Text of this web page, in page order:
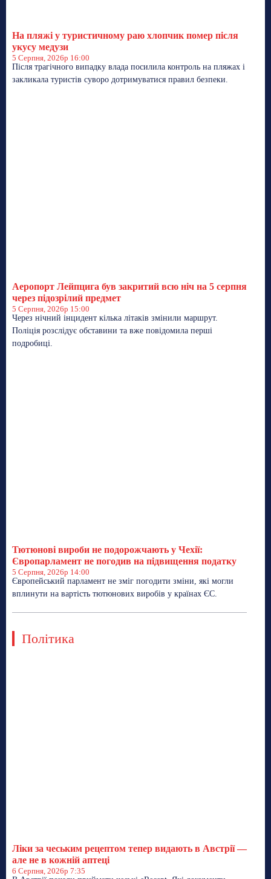
На пляжі у туристичному раю хлопчик помер після
укусу медузи
5 Серпня, 2026р 16:00
Після трагічного випадку влада посилила контроль на пляжах і
закликала туристів суворо дотримуватися правил безпеки.
Аеропорт Лейпцига був закритий всю ніч на 5 серпня
через підозрілий предмет
5 Серпня, 2026р 15:00
Через нічний інцидент кілька літаків змінили маршрут.
Поліція розслідує обставини та вже повідомила перші
подробиці.
Тютюнові вироби не подорожчають у Чехії:
Європарламент не погодив на підвищення податку
5 Серпня, 2026р 14:00
Європейський парламент не зміг погодити зміни, які могли
вплинути на вартість тютюнових виробів у країнах ЄС.
Політика
Ліки за чеським рецептом тепер видають в Австрії —
але не в кожній аптеці
6 Серпня, 2026р 7:35